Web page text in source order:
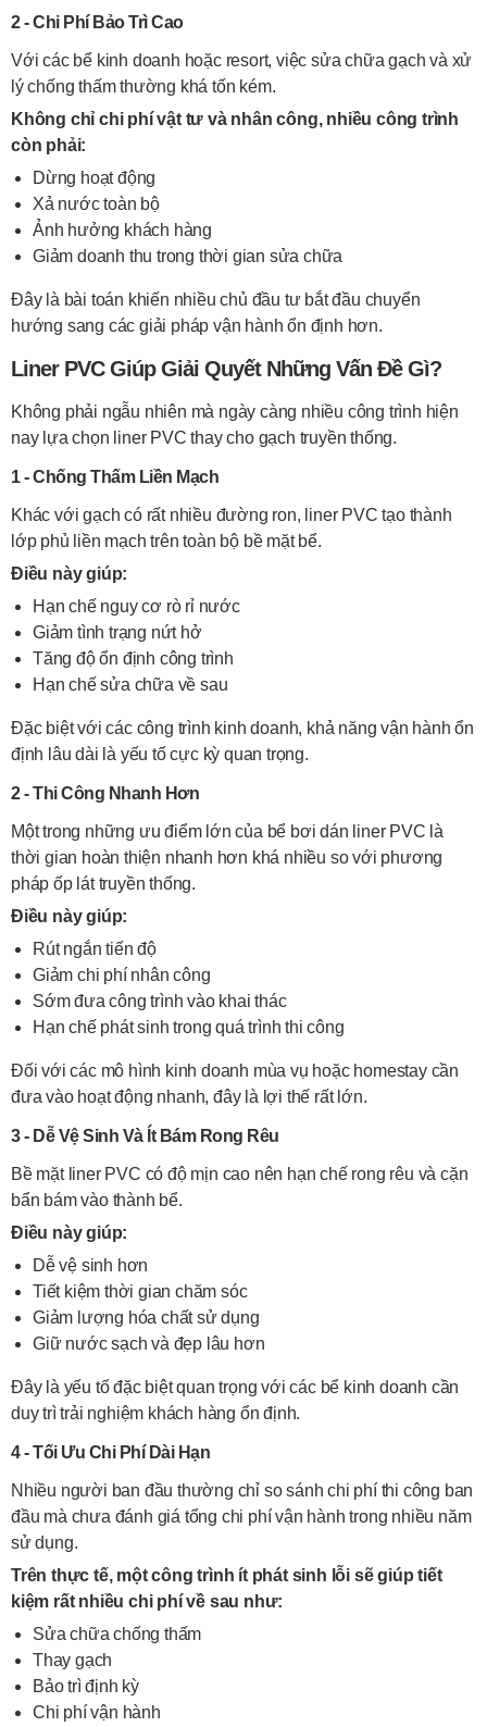
2 - Chi Phí Bảo Trì Cao
Với các bể kinh doanh hoặc resort, việc sửa chữa gạch và xử
lý chống thấm thường khá tốn kém.
Không chỉ chi phí vật tư và nhân công, nhiều công trình
còn phải:
Dừng hoạt động
Xả nước toàn bộ
Ảnh hưởng khách hàng
Giảm doanh thu trong thời gian sửa chữa
Đây là bài toán khiến nhiều chủ đầu tư bắt đầu chuyển
hướng sang các giải pháp vận hành ổn định hơn.
Liner PVC Giúp Giải Quyết Những Vấn Đề Gì?
Không phải ngẫu nhiên mà ngày càng nhiều công trình hiện
nay lựa chọn liner PVC thay cho gạch truyền thống.
1 - Chống Thấm Liền Mạch
Khác với gạch có rất nhiều đường ron, liner PVC tạo thành
lớp phủ liền mạch trên toàn bộ bề mặt bể.
Điều này giúp:
Hạn chế nguy cơ rò rỉ nước
Giảm tình trạng nứt hở
Tăng độ ổn định công trình
Hạn chế sửa chữa về sau
Đặc biệt với các công trình kinh doanh, khả năng vận hành ổn
định lâu dài là yếu tố cực kỳ quan trọng.
2 - Thi Công Nhanh Hơn
Một trong những ưu điểm lớn của bể bơi dán liner PVC là
thời gian hoàn thiện nhanh hơn khá nhiều so với phương
pháp ốp lát truyền thống.
Điều này giúp:
Rút ngắn tiến độ
Giảm chi phí nhân công
Sớm đưa công trình vào khai thác
Hạn chế phát sinh trong quá trình thi công
Đối với các mô hình kinh doanh mùa vụ hoặc homestay cần
đưa vào hoạt động nhanh, đây là lợi thế rất lớn.
3 - Dễ Vệ Sinh Và Ít Bám Rong Rêu
Bề mặt liner PVC có độ mịn cao nên hạn chế rong rêu và cặn
bẩn bám vào thành bể.
Điều này giúp:
Dễ vệ sinh hơn
Tiết kiệm thời gian chăm sóc
Giảm lượng hóa chất sử dụng
Giữ nước sạch và đẹp lâu hơn
Đây là yếu tố đặc biệt quan trọng với các bể kinh doanh cần
duy trì trải nghiệm khách hàng ổn định.
4 - Tối Ưu Chi Phí Dài Hạn
Nhiều người ban đầu thường chỉ so sánh chi phí thi công ban
đầu mà chưa đánh giá tổng chi phí vận hành trong nhiều năm
sử dụng.
Trên thực tế, một công trình ít phát sinh lỗi sẽ giúp tiết
kiệm rất nhiều chi phí về sau như:
Sửa chữa chống thấm
Thay gạch
Bảo trì định kỳ
Chi phí vận hành